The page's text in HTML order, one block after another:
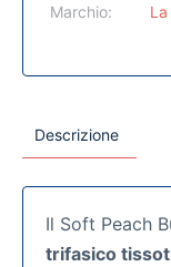
Marchio:
Descrizione
Il Soft Peach
trifasico